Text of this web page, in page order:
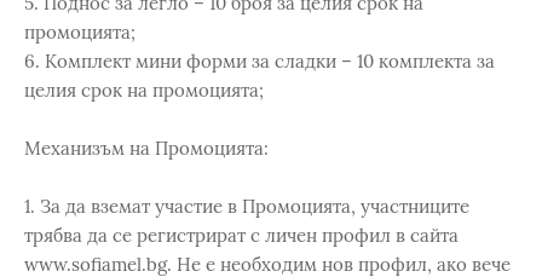
промоцията;
6. Комплект мини форми за сладки – 10 комплекта за
целия срок на промоцията;
Механизъм на Промоцията:
1. За да вземат участие в Промоцията, участниците
трябва да се регистрират с личен профил в сайта
www.sofiamel.bg. Не е необходим нов профил, ако вече